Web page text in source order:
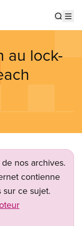
au lock-
nos archives.
contienne
ce sujet.